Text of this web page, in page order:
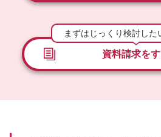
まずはじっくり検討した
資料請求を